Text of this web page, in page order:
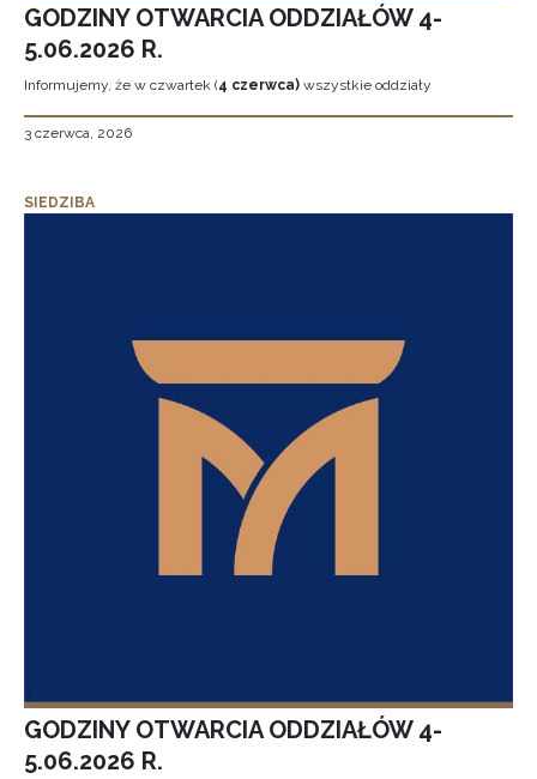
GODZINY OTWARCIA ODDZIAŁÓW 4-
5.06.2026 R.
Informujemy, że w czwartek (4 czerwca) wszystkie oddziały
3 czerwca, 2026
SIEDZIBA
GODZINY OTWARCIA ODDZIAŁÓW 4-
5.06.2026 R.